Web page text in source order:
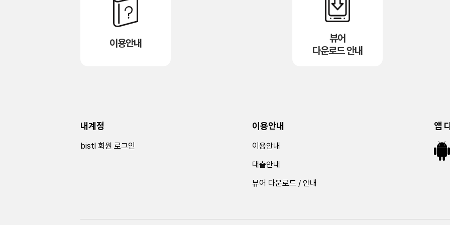
이용안내
뷰어
다운로드 안내
내계정
bistl 회원 로그인
이용안내
이용안내
대출안내
뷰어 다운로드 / 안내
앱